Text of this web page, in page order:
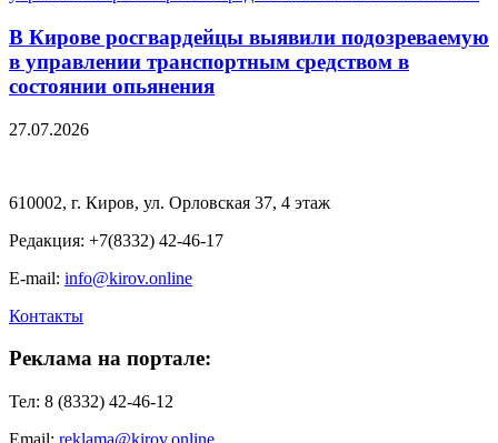
В Кирове росгвардейцы выявили подозреваемую
в управлении транспортным средством в
состоянии опьянения
27.07.2026
610002, г. Киров, ул. Орловская 37, 4 этаж
Редакция: +7(8332) 42-46-17
E-mail: info@kirov.online
Контакты
Реклама на портале:
Тел: 8 (8332) 42-46-12
Email: reklama@kirov.online